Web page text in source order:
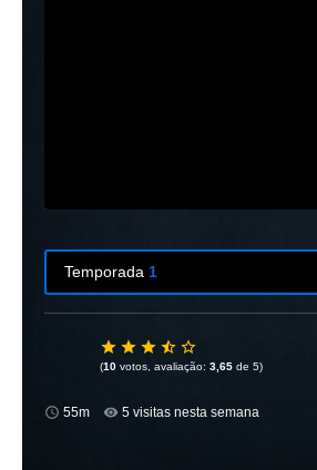
Temporada 1
Temporada 1
7 Episódios
(10 votos, avaliação: 3,65 de 5)
55m 5 visitas nesta semana